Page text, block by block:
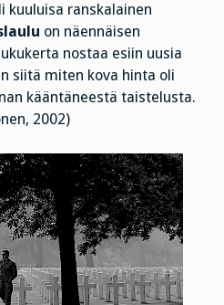
kuuluisa ranskalainen
on näennäisen
nostaa esiin uusia
siitä miten kova hinta oli
kääntäneestä taistelusta.
2002)